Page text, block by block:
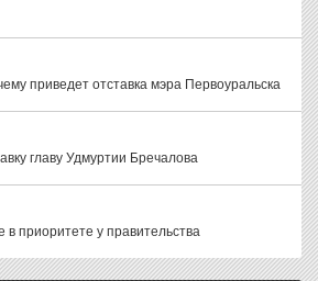
приведет отставка мэра Первоуральска
главу Удмуртии Бречалова
приоритете у правительства